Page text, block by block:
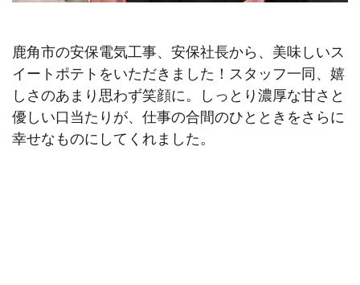
鹿角市の安保電気工事、安保社長から、美味しいス
イートポテトをいただきました！スタッフ一同、嬉
しさのあまり思わず笑顔に。しっとり濃厚な甘さと
優しい口当たりが、仕事の合間のひとときをさらに
幸せなものにしてくれました。